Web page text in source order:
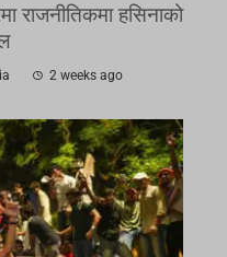
राजनीतिकमा हसिनाको
2 weeks ago